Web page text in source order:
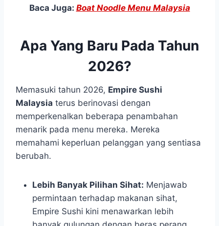
Baca Juga: Boat Noodle Menu Malaysia
Apa Yang Baru Pada Tahun
2026?
Memasuki tahun 2026, Empire Sushi
Malaysia terus berinovasi dengan
memperkenalkan beberapa penambahan
menarik pada menu mereka. Mereka
memahami keperluan pelanggan yang sentiasa
berubah.
Lebih Banyak Pilihan Sihat: Menjawab
permintaan terhadap makanan sihat,
Empire Sushi kini menawarkan lebih